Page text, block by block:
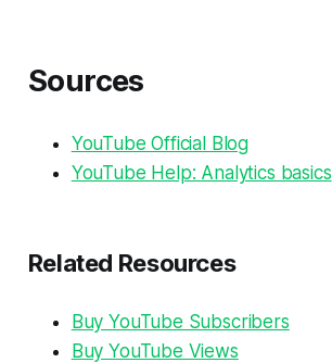
Sources
YouTube Official Blog
YouTube Help: Analytics basics
Related Resources
Buy YouTube Subscribers
Buy YouTube Views